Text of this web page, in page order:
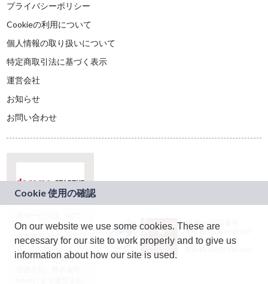
プライバシーポリシー
Cookieの利用について
個人情報の取り扱いについて
特定商取引法に基づく表示
運営会社
お知らせ
お問い合わせ
ドコモグループの新
規事業創出プログラ
ム「docomo
STARTUP」を通じて
JASRAC許諾番号：
9024936001Y45037
JASRAC許諾番号：
On our website we use some cookies. These are
necessary for our site to work properly and to give us
information about how our site is used.